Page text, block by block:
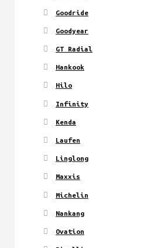
Goodride
Goodyear
GT Radial
Hankook
Hilo
Infinity
Kenda
Laufen
Linglong
Maxxis
Michelin
Nankang
Ovation